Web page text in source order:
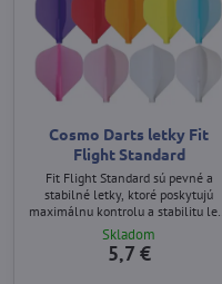
Cosmo Darts letky Fit
Flight Standard
Fit Flight Standard sú pevné a
stabilné letky, ktoré poskytujú
maximálnu kontrolu a stabilitu letu
šípky. Balenie obsahuje 3 kusy.
Skladom
5,7 €